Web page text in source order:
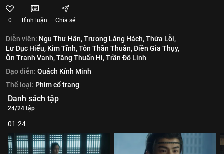
0 Bình luận Chia sẻ
Diễn viên: Ngu Thư Hân,Trương Lăng Hách,Thừa Lỗi,
Lư Dục Hiểu, Kim Tĩnh,Tôn Thần Thuân,Điền Gia Thụy,
Ôn Tranh Vanh,Tăng Thuấn Hi,Trần Đô Linh
Đạo diễn: Quách Kính Minh
Thể loại: Phim cổ trang
Danh sách tập
24/24 tập
01-24